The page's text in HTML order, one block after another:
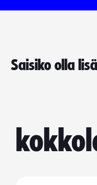
Saisiko olla